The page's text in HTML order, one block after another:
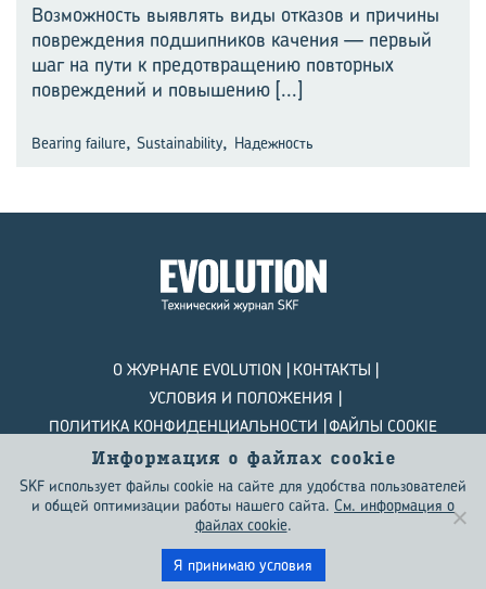
Возможность выявлять виды отказов и причины
повреждения подшипников качения — первый
шаг на пути к предотвращению повторных
повреждений и повышению [...]
Bearing failure, Sustainability, Надежность
О ЖУРНАЛЕ EVOLUTION
КОНТАКТЫ
УСЛОВИЯ И ПОЛОЖЕНИЯ
ПОЛИТИКА КОНФИДЕНЦИАЛЬНОСТИ
ФАЙЛЫ COOKIE
© SKF Evolution 2026
Информация о файлах сookie
SKF использует файлы cookie на сайте для удобства пользователей
и общей оптимизации работы нашего сайта. См. информация о
файлах сookie.
Я принимаю условия